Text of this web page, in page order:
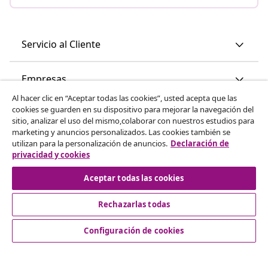
Servicio al Cliente
Empresas
vidaXL
Descubre mas
© 2008-2026 vidaXL www.vidaxl.es es una página web de
Al hacer clic en “Aceptar todas las cookies”, usted acepta que las
cookies se guarden en su dispositivo para mejorar la navegación del
sitio, analizar el uso del mismo,colaborar con nuestros estudios para
marketing y anuncios personalizados. Las cookies también se
utilizan para la personalización de anuncios. Declaración de
privacidad y cookies
Aceptar todas las cookies
Rechazarlas todas
Configuración de cookies